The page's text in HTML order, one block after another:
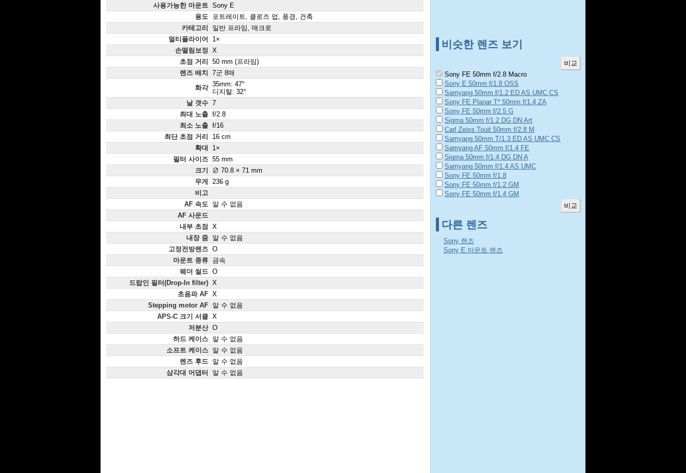
사용가능한 마운트 Sony E
용도 포트레이트, 클로즈 업, 풍경, 건축
카테고리
일반 프라임, 매크로
멀티플라이어
1×
손떨림보정 X
초점 거리
50 mm (프라임)
렌즈 배치
7군 8매
화각 35mm: 47°
디지털: 32°
날 갯수 7
최대 노출 f/2.8
최소 노출 f/16
최단 초점 거리
16 cm
확대
1×
필터 사이즈 55 mm
크기
∅ 70.8 × 71 mm
무게
236 g
비고
AF 속도 알 수 없음
AF 사운드
내부 초점
X
내장 줌 알 수 없음
고정전방렌즈 O
마운트 종류 금속
웨더 씰드 O
드랍인 필터(Drop-In filter) X
초음파 AF X
Stepping motor AF 알 수 없음
APS-C 크기 서클 X
저분산 O
하드 케이스 알 수 없음
소프트 케이스 알 수 없음
렌즈 후드 알 수 없음
삼각대 어댑터
알 수 없음
비슷한 렌즈 보기
Sony FE 50mm f/2.8 Macro
Sony E 50mm f/1.8 OSS
Samyang 50mm f/1.2 ED AS UMC CS
Sony FE Planar T* 50mm f/1.4 ZA
Sony FE 50mm f/2.5 G
Sigma 50mm f/1.2 DG DN Art
Carl Zeiss Touit 50mm f/2.8 M
Samyang 50mm T/1.3 ED AS UMC CS
Samyang AF 50mm f/1.4 FE
Sigma 50mm f/1.4 DG DN A
Samyang 50mm f/1.4 AS UMC
Sony FE 50mm f/1.8
Sony FE 50mm f/1.2 GM
Sony FE 50mm f/1.4 GM
다른 렌즈
Sony 렌즈
Sony E 마운트 렌즈